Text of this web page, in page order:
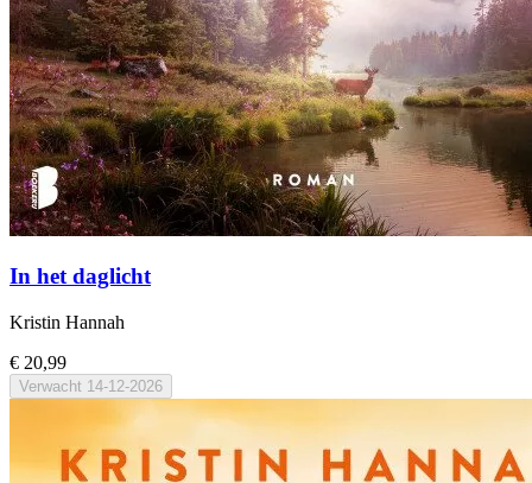
In het daglicht
Kristin Hannah
€ 20,99
Verwacht 14-12-2026